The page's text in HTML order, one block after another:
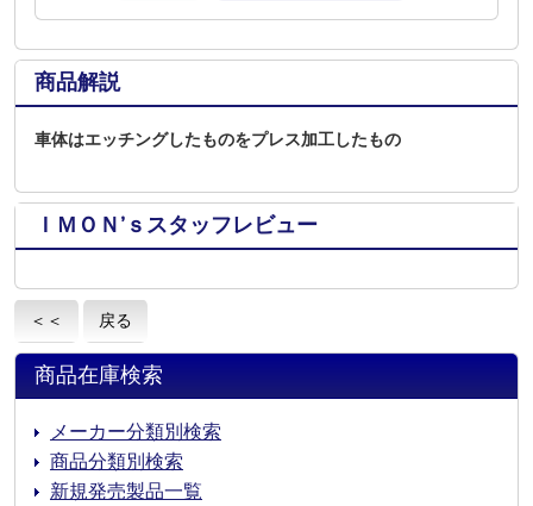
商品解説
車体はエッチングしたものをプレス加工したもの
ＩＭＯＮ’ｓスタッフレビュー
＜＜ 戻る
商品在庫検索
メーカー分類別検索
商品分類別検索
新規発売製品一覧